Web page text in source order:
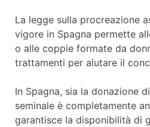
La legge sulla procreazione
vigore in Spagna permette
o alle coppie formate da
trattamenti per aiutare il
In Spagna, sia la donazione
seminale è completamente
garantisce la disponibilità di